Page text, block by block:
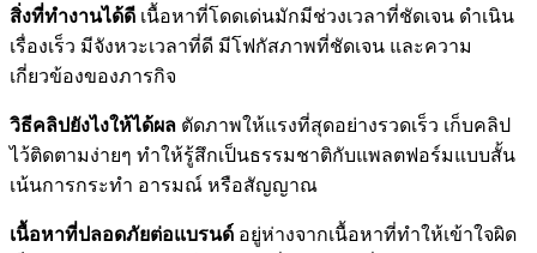
สิ่งที่ทำงานได้ดี เนื้อหาที่โดดเด่นมักมีช่วงเวลาที่ชัดเจน ดำเนิน
เรื่องเร็ว มีจังหวะเวลาที่ดี มีโฟกัสภาพที่ชัดเจน และความ
เกี่ยวข้องของภารกิจ
วิธีคลิปยังไงให้ได้ผล ตัดภาพให้แรงที่สุดอย่างรวดเร็ว เก็บคลิป
ไว้ติดตามง่ายๆ ทำให้รู้สึกเป็นธรรมชาติกับแพลตฟอร์มแบบสั้น
เน้นการกระทำ อารมณ์ หรือสัญญาณ
เนื้อหาที่ปลอดภัยต่อแบรนด์ อยู่ห่างจากเนื้อหาที่ทำให้เข้าใจผิด